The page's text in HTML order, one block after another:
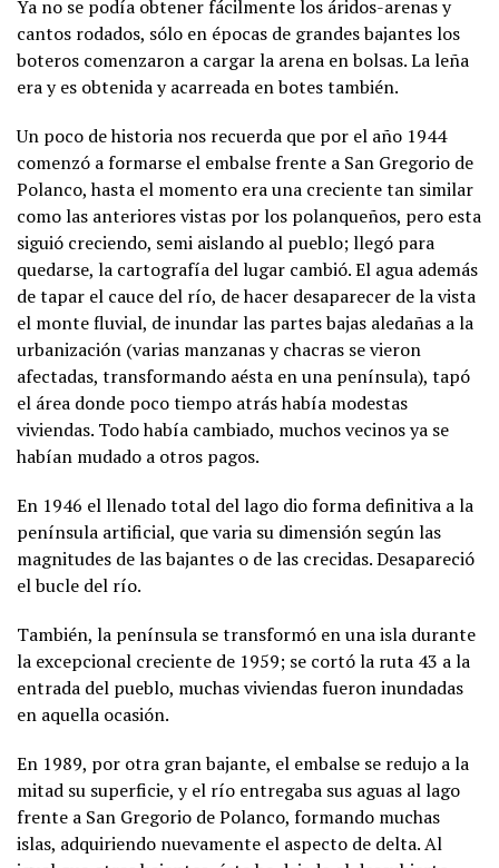
Ya no se podía obtener fácilmente los áridos-arenas y
cantos rodados, sólo en épocas de grandes bajantes los
boteros comenzaron a cargar la arena en bolsas. La leña
era y es obtenida y acarreada en botes también.
Un poco de historia nos recuerda que por el año 1944
comenzó a formarse el embalse frente a San Gregorio de
Polanco, hasta el momento era una creciente tan similar
como las anteriores vistas por los polanqueños, pero esta
siguió creciendo, semi aislando al pueblo; llegó para
quedarse, la cartografía del lugar cambió. El agua además
de tapar el cauce del río, de hacer desaparecer de la vista
el monte fluvial, de inundar las partes bajas aledañas a la
urbanización (varias manzanas y chacras se vieron
afectadas, transformando aésta en una península), tapó
el área donde poco tiempo atrás había modestas
viviendas. Todo había cambiado, muchos vecinos ya se
habían mudado a otros pagos.
En 1946 el llenado total del lago dio forma definitiva a la
península artificial, que varia su dimensión según las
magnitudes de las bajantes o de las crecidas. Desapareció
el bucle del río.
También, la península se transformó en una isla durante
la excepcional creciente de 1959; se cortó la ruta 43 a la
entrada del pueblo, muchas viviendas fueron inundadas
en aquella ocasión.
En 1989, por otra gran bajante, el embalse se redujo a la
mitad su superficie, y el río entregaba sus aguas al lago
frente a San Gregorio de Polanco, formando muchas
islas, adquiriendo nuevamente el aspecto de delta. Al